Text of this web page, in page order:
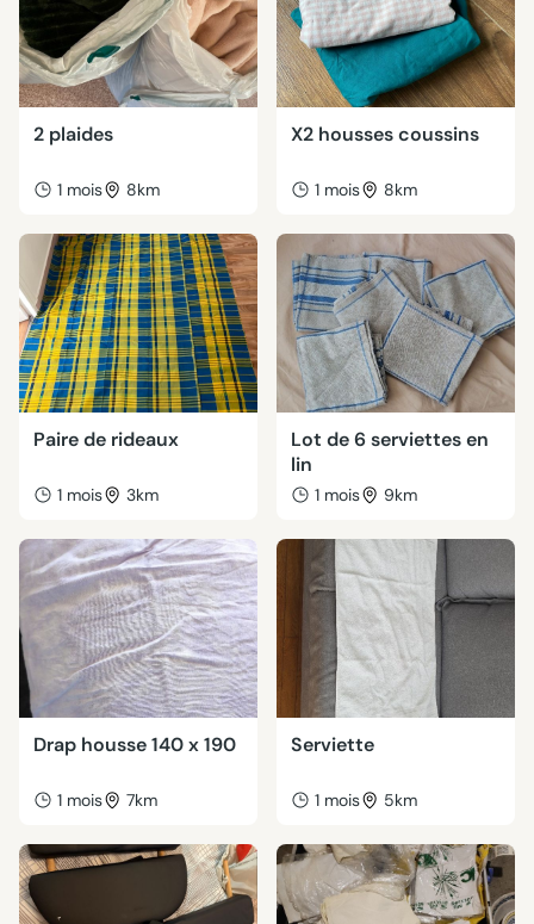
2 plaides
1 mois 8km
X2 housses coussins
1 mois 8km
Paire de rideaux
1 mois 3km
Lot de 6 serviettes en
lin
1 mois 9km
Drap housse 140 x 190
1 mois 7km
Serviette
1 mois 5km